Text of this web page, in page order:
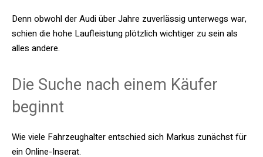
Denn obwohl der Audi über Jahre zuverlässig unterwegs war,
schien die hohe Laufleistung plötzlich wichtiger zu sein als
alles andere.
Die Suche nach einem Käufer
beginnt
Wie viele Fahrzeughalter entschied sich Markus zunächst für
ein Online-Inserat.